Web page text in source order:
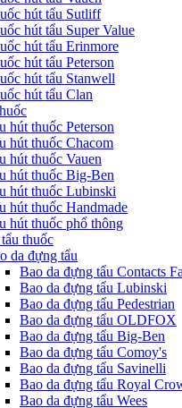
hút tẩu Sutliff
hút tẩu Super Value
hút tẩu Erinmore
hút tẩu Peterson
hút tẩu Stanwell
hút tẩu Clan
hút thuốc Peterson
hút thuốc Chacom
hút thuốc Vauen
hút thuốc Big-Ben
hút thuốc Lubinski
hút thuốc Handmade
hút thuốc phổ thông
thuốc
da đựng tẩu
Bao da đựng tẩu Contacts
Bao da đựng tẩu Lubinski
Bao da đựng tẩu Pedestrian
Bao da đựng tẩu OLDFOX
Bao da đựng tẩu Big-Ben
Bao da đựng tẩu Comoy's
Bao da đựng tẩu Savinelli
Bao da đựng tẩu Royal
Bao da đựng tẩu Wees